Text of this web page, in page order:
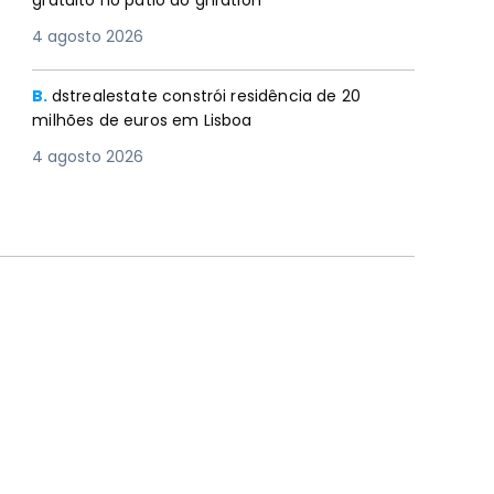
4 agosto 2026
B. dstrealestate constrói residência de 20
milhões de euros em Lisboa
4 agosto 2026